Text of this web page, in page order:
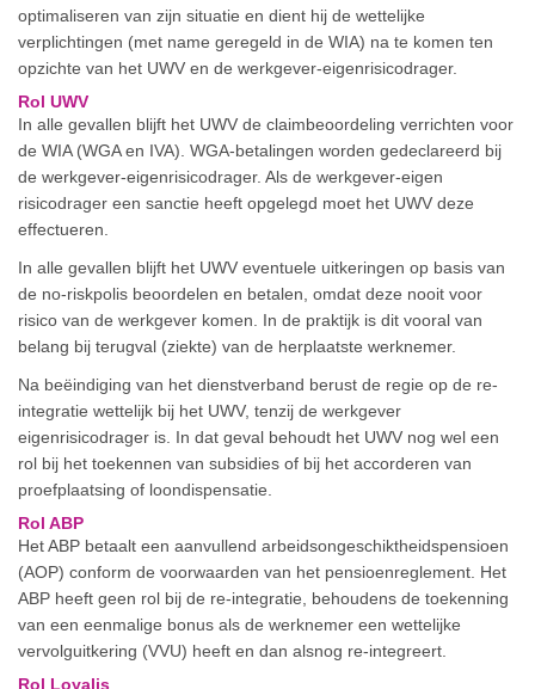
optimaliseren van zijn situatie en dient hij de wettelijke
verplichtingen (met name geregeld in de WIA) na te komen ten
opzichte van het UWV en de werkgever-eigenrisicodrager.
Rol UWV
In alle gevallen blijft het UWV de claimbeoordeling verrichten voor
de WIA (WGA en IVA). WGA-betalingen worden gedeclareerd bij
de werkgever-eigenrisicodrager. Als de werkgever-eigen
risicodrager een sanctie heeft opgelegd moet het UWV deze
effectueren.
In alle gevallen blijft het UWV eventuele uitkeringen op basis van
de no-riskpolis beoordelen en betalen, omdat deze nooit voor
risico van de werkgever komen. In de praktijk is dit vooral van
belang bij terugval (ziekte) van de herplaatste werknemer.
Na beëindiging van het dienstverband berust de regie op de re-
integratie wettelijk bij het UWV, tenzij de werkgever
eigenrisicodrager is. In dat geval behoudt het UWV nog wel een
rol bij het toekennen van subsidies of bij het accorderen van
proefplaatsing of loondispensatie.
Rol ABP
Het ABP betaalt een aanvullend arbeidsongeschiktheidspensioen
(AOP) conform de voorwaarden van het pensioenreglement. Het
ABP heeft geen rol bij de re-integratie, behoudens de toekenning
van een eenmalige bonus als de werknemer een wettelijke
vervolguitkering (VVU) heeft en dan alsnog re-integreert.
Rol Loyalis